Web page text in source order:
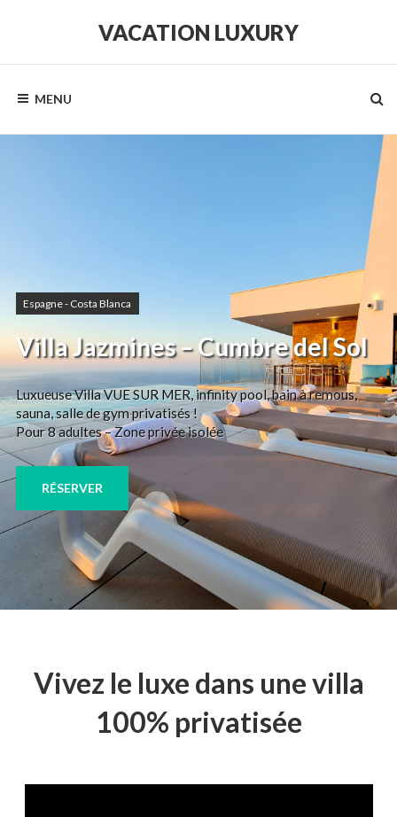
VACATION LUXURY
MENU
Espagne - Costa Blanca
Villa Jazmines – Cumbre del Sol
Luxueuse Villa VUE SUR MER, infinity pool, bain à remous,
sauna, salle de gym privatisés !
Pour 8 adultes – Zone privée isolée
RÉSERVER
Vivez le luxe dans une villa
100% privatisée